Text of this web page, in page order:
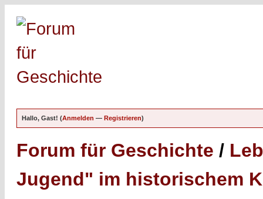
Hallo, Gast! (Anmelden — Registrieren)
Forum für Geschichte /
Jugend" im historischem